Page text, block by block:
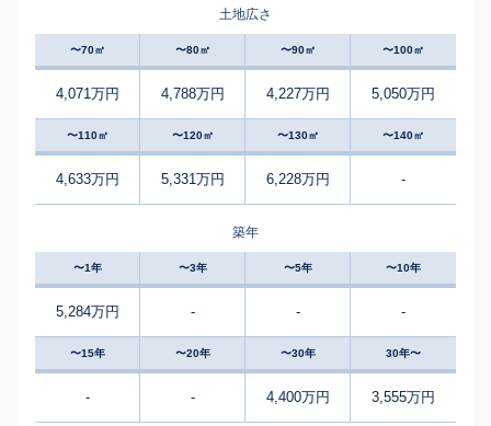
土地広さ
〜70㎡ 〜80㎡ 〜90㎡ 〜100㎡
4,071万円 4,788万円 4,227万円 5,050万円
〜110㎡ 〜120㎡ 〜130㎡ 〜140㎡
4,633万円 5,331万円 6,228万円 -
築年
〜1年 〜3年 〜5年 〜10年
5,284万円 - - -
〜15年 〜20年 〜30年 30年〜
- - 4,400万円 3,555万円